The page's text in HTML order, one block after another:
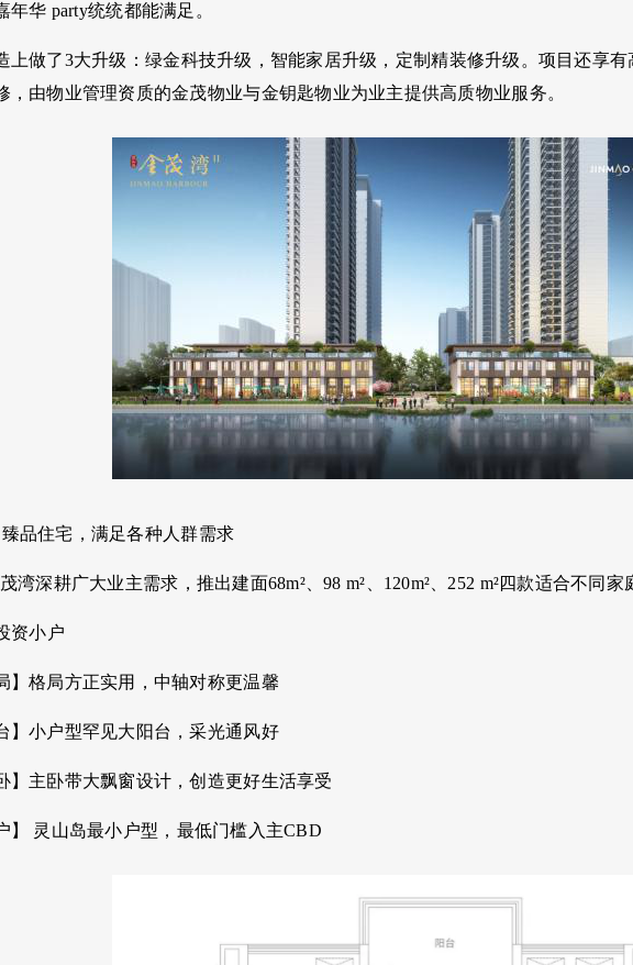
年华 party统统都能满足。
上做了3大升级：绿金科技升级，智能家居升级，定制精装修升级。项目还享有
，由物业管理资质的金茂物业与金钥匙物业为业主提供高质物业服务。
臻品住宅，满足各种人群需求
湾深耕广大业主需求，推出建面68m²、98 m²、 1 20m²、 252 m²四款适合不同家
资小户
】格局方正实用，中轴对称更温馨
】小户型罕见大阳台，采光通风好
】主卧带大飘窗设计，创造更好生活享受
】 灵山岛最小户型，最低门槛入主CBD